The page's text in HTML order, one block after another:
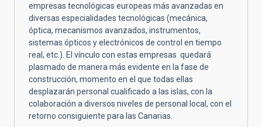
empresas tecnológicas europeas más avanzadas en
diversas especialidades tecnológicas (mecánica,
óptica, mecanismos avanzados, instrumentos,
sistemas ópticos y electrónicos de control en tiempo
real, etc.). El vínculo con estas empresas quedará
plasmado de manera más evidente en la fase de
construcción, momento en el que todas ellas
desplazarán personal cualificado a las islas, con la
colaboración a diversos niveles de personal local, con el
retorno consiguiente para las Canarias.